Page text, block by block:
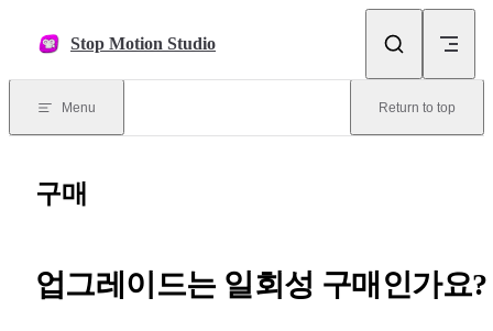
Stop Motion Studio
Menu Return to top
구매
업그레이드는 일회성 구매인가요?